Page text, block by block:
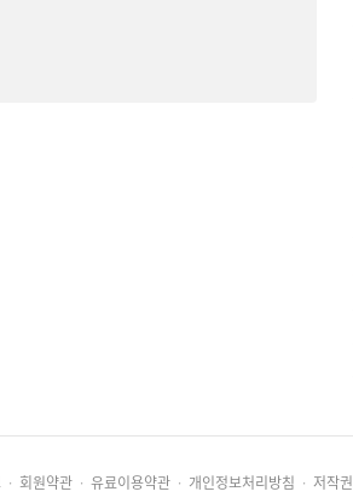
· 회원약관 · 유료이용약관 · 개인정보처리방침 · 저작